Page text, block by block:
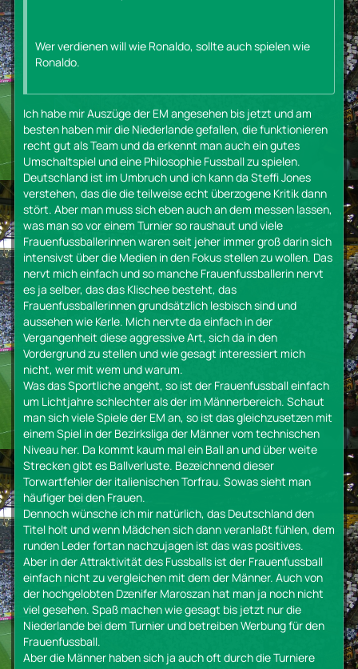
Wer verdienen will wie Ronaldo, sollte auch spielen wie
Ronaldo.
Ich habe mir Auszüge der EM angesehen bis jetzt und am
besten haben mir die Niederlande gefallen, die funktionieren
recht gut als Team und da erkennt man auch ein gutes
Umschaltspiel und eine Philosophie Fussball zu spielen.
Deutschland ist im Umbruch und ich kann da Steffi Jones
verstehen, das die die teilweise echt überzogene Kritik dann
stört. Aber man muss sich eben auch an dem messen lassen,
was man so vor einem Turnier so raushaut und viele
Frauenfussballerinnen waren seit jeher immer groß darin sich
intensivst über die Medien in den Fokus stellen zu wollen. Das
nervt mich einfach und so manche Frauenfussballerin nervt
es ja selber, das das Klischee besteht, das
Frauenfussballerinnen grundsätzlich lesbisch sind und
aussehen wie Kerle. Mich nervte da einfach in der
Vergangenheit diese aggressive Art, sich da in den
Vordergrund zu stellen und wie gesagt interessiert mich
nicht, wer mit wem und warum.
Was das Sportliche angeht, so ist der Frauenfussball einfach
um Lichtjahre schlechter als der im Männerbereich. Schaut
man sich viele Spiele der EM an, so ist das gleichzusetzen mit
einem Spiel in der Bezirksliga der Männer vom technischen
Niveau her. Da kommt kaum mal ein Ball an und über weite
Strecken gibt es Ballverluste. Bezeichnend dieser
Torwartfehler der italienischen Torfrau. Sowas sieht man
häufiger bei den Frauen.
Dennoch wünsche ich mir natürlich, das Deutschland den
Titel holt und wenn Mädchen sich dann veranlaßt fühlen, dem
runden Leder fortan nachzujagen ist das was positives.
Aber in der Attraktivität des Fussballs ist der Frauenfussball
einfach nicht zu vergleichen mit dem der Männer. Auch von
der hochgelobten Dzenifer Maroszan hat man ja noch nicht
viel gesehen. Spaß machen wie gesagt bis jetzt nur die
Niederlande bei dem Turnier und betreiben Werbung für den
Frauenfussball.
Aber die Männer haben sich ja auch oft durch die Turniere